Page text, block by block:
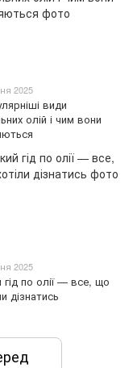
2025
види
олій і чим вони
2025
гід по олії — все, що
дізнатись